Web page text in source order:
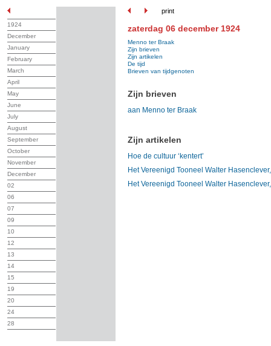
print
1924
December
January
February
March
April
May
June
July
August
September
October
November
December
02
06
07
09
10
12
13
14
15
19
20
24
28
zaterdag 06 december 1924
Menno ter Braak
Zijn brieven
Zijn artikelen
De tijd
Brieven van tijdgenoten
Zijn brieven
aan Menno ter Braak
Zijn artikelen
Hoe de cultuur ‘kentert’
Het Vereenigd Tooneel Walter
Het Vereenigd Tooneel Walter